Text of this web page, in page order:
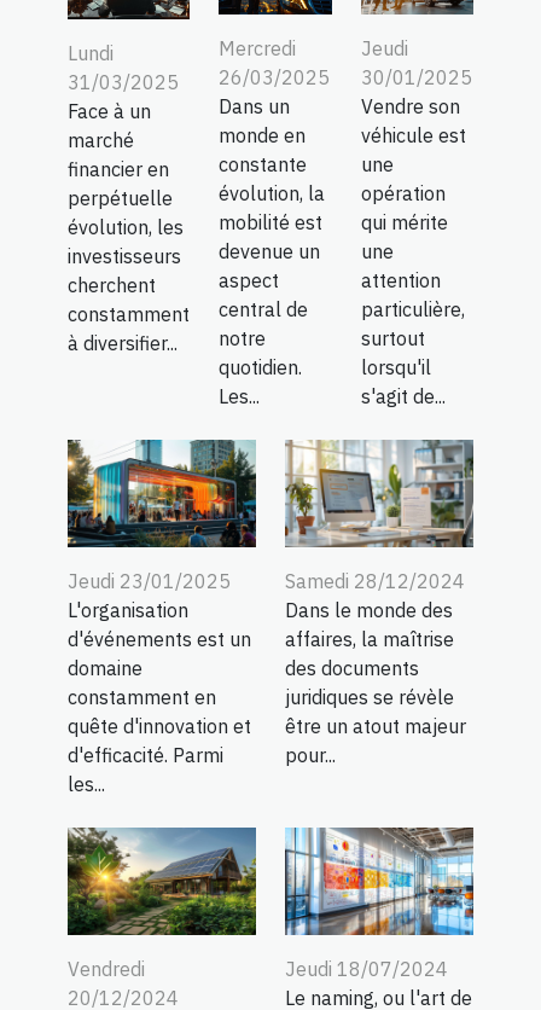
Lundi
31/03/2025
Face à un
marché
financier en
perpétuelle
évolution, les
investisseurs
cherchent
constamment
à diversifier...
Mercredi
26/03/2025
Dans un
monde en
constante
évolution, la
mobilité est
devenue un
aspect
central de
notre
quotidien.
Les...
Jeudi
30/01/2025
Vendre son
véhicule est
une
opération
qui mérite
une
attention
particulière,
surtout
lorsqu'il
s'agit de...
Jeudi 23/01/2025
L'organisation
d'événements est un
domaine
constamment en
quête d'innovation et
d'efficacité. Parmi
les...
Samedi 28/12/2024
Dans le monde des
affaires, la maîtrise
des documents
juridiques se révèle
être un atout majeur
pour...
Vendredi
20/12/2024
Jeudi 18/07/2024
Le naming, ou l'art de